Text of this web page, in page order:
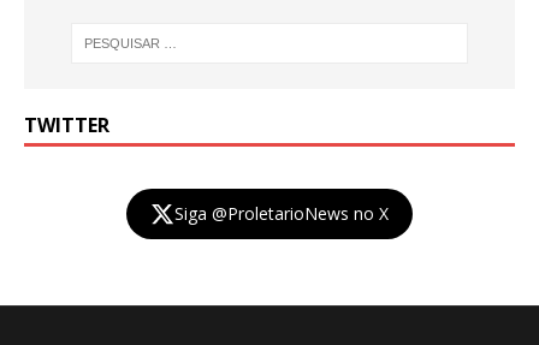
TWITTER
Siga @ProletarioNews no X